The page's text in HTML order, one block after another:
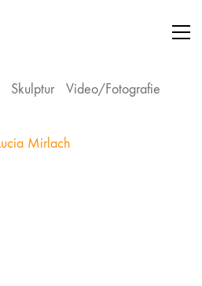
Skulptur Video/Fotografie